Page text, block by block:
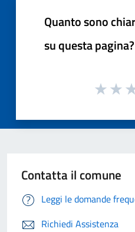
Quanto sono
su questa pagina?
Contatta il comune
Leggi le domande
Richiedi Assistenza